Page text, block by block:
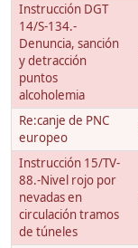
Instrucción DGT
14/S-134.-
Denuncia, sanción
y detracción
puntos
alcoholemia
Re:canje de PNC
europeo
Instrucción 15/TV-
88.-Nivel rojo por
nevadas en
circulación tramos
de túneles